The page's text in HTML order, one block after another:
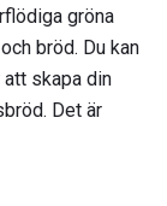
gröna
bröd. Du kan
skapa din
Det är